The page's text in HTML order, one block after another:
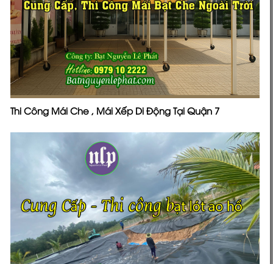
Thi Công Mái Che , Mái Xếp Di Động Tại Quận 7